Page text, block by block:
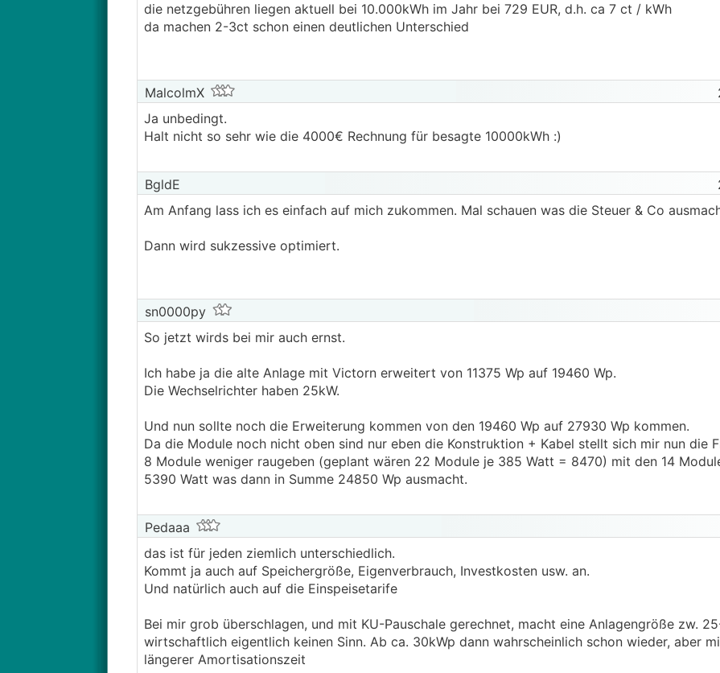
die netzgebühren liegen aktuell bei 10.000kWh im Jahr bei 729 EUR, d.h. ca 7 ct / kWh
da machen 2-3ct schon einen deutlichen Unterschied
MalcolmX
Ja unbedingt.
Halt nicht so sehr wie die 4000€ Rechnung für besagte 10000kWh :)
BgldE
Am Anfang lass ich es einfach auf mich zukommen. Mal schauen was die Steuer & Co
Dann wird sukzessive optimiert.
sn0000py
So jetzt wirds bei mir auch ernst.
Ich habe ja die alte Anlage mit Victorn erweitert von 11375 Wp auf 19460 Wp.
Die Wechselrichter haben 25kW.
Und nun sollte noch die Erweiterung kommen von den 19460 Wp auf 27930 Wp kommen.
Da die Module noch nicht oben sind nur eben die Konstruktion + Kabel stellt sich mir nun die
8 Module weniger raugeben (geplant wären 22 Module je 385 Watt = 8470) mit den 14
5390 Watt was dann in Summe 24850 Wp ausmacht.
Pedaaa
das ist für jeden ziemlich unterschiedlich.
Kommt ja auch auf Speichergröße, Eigenverbrauch, Investkosten usw. an.
Und natürlich auch auf die Einspeisetarife
Bei mir grob überschlagen, und mit KU-Pauschale gerechnet, macht eine Anlagengröße zw.
wirtschaftlich eigentlich keinen Sinn. Ab ca. 30kWp dann wahrscheinlich schon wieder, aber
längerer Amortisationszeit